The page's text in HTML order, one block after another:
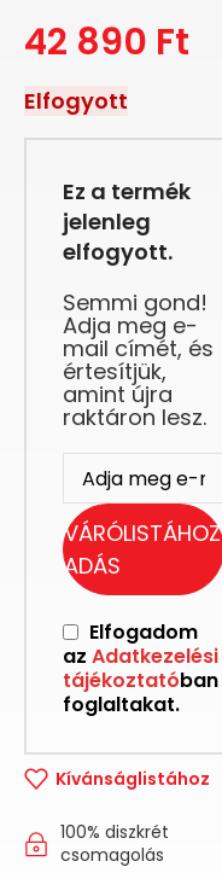
42 890 Ft
Elfogyott
Ez a termék
jelenleg
elfogyott.
Semmi gond!
Adja meg e-
mail címét, és
értesítjük,
amint újra
raktáron lesz.
VÁRÓLISTÁHOZ
ADÁS
Elfogadom
az Adatkezelési
tájékoztatóban
foglaltakat.
Kívánságlistához
100% diszkrét
csomagolás